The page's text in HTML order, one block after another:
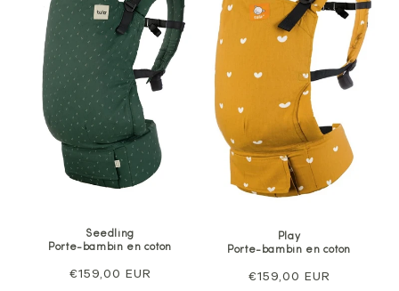
Seedling
Porte-bambin en coton
Prix
€159,00 EUR
Play
Porte-bambin en coton
Prix
€159,00 EUR